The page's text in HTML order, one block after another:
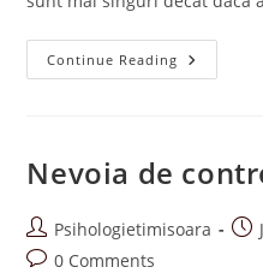
Continue Reading
ÎN
Nevoia de
Post
author:
Psihologietimisoara
Post
Post0 Comments